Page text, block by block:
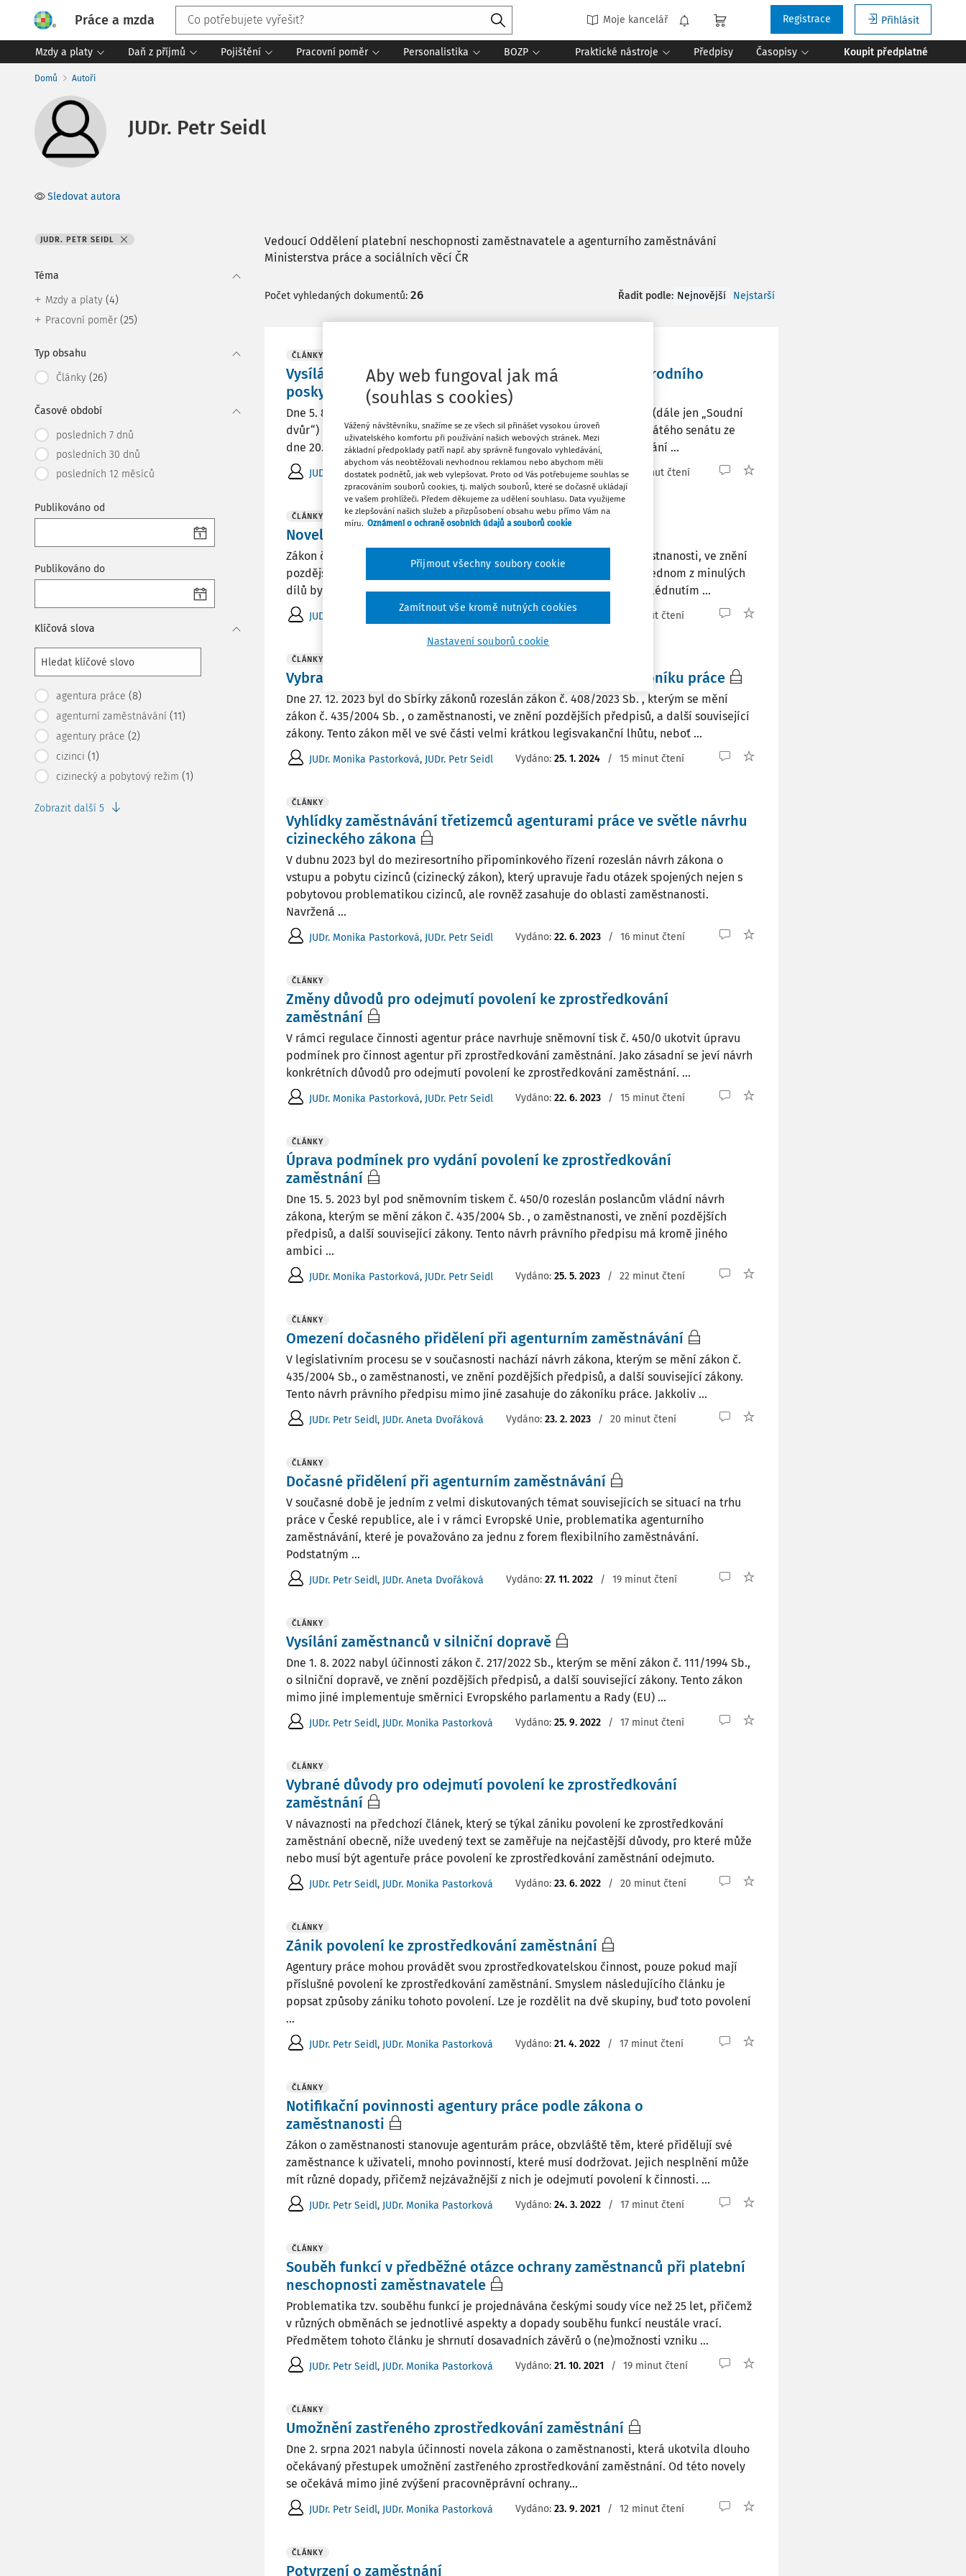
Práce a mzda Moje kancelář Přihlásit
Registrace
Mzdy a platy Daň z příjmů Pojištění Pracovní poměr Personalistika BOZP Praktické nástroje Předpisy Časopisy Koupit předplatné
Domů Autoři
JUDr. Petr Seidl
Sledovat autora
JUDR. PETR SEIDL
Téma
Mzdy a platy (4)
Pracovní poměr (25)
Typ obsahu
Články (26)
Časové období
posledních 7 dnů
posledních 30 dnů
posledních 12 měsíců
Publikováno od
Publikováno do
Klíčová slova
agentura práce (8)
agenturní zaměstnávání (11)
agentury práce (2)
cizinci (1)
cizinecký a pobytový režim (1)
Zobrazit další 5
Vedoucí Oddělení platební neschopnosti zaměstnavatele a agenturního zaměstnávání
Ministerstva práce a sociálních věcí ČR
Počet vyhledaných dokumentů: 26 Řadit podle: Nejnovější Nejstarší
ČLÁNKY
Vysílání tzv. třetizemských zaměstnanců v rámci nadnárodního
poskytování služeb
Dne 5. 8. 2024 byl publikován rozsudek Soudního dvora Evropské unie (dále jen „Soudní
dvůr“) C-540/22 Staatssecretaris van Justitie en Veiligheid (rozsudek pátého senátu ze
dne 20. června 2024), který shrnul výklad unijního práva v oblasti vysílání ...
JUDr. Monika Pastorková,JUDr. Petr Seidl Vydáno:29. 10. 2024 / 17 minut čtení
ČLÁNKY
Novela zákona o zaměstnanosti účinná od 1. 7. 2024
Zákon č. 408/2023 Sb. , kterým se mění zákon č. 435/2004 Sb. , o zaměstnanosti, ve znění
pozdějších předpisů, a další související zákony, přinesl řadu úprav. V jednom z minulých
dílů byl věnován prostor změnám účinným ke dni 1. 1. 2024, a to s přihlédnutím ...
JUDr. Monika Pastorková Vydáno: 11 minut čtení
ČLÁNKY
Vybrané aspekty novely zákona o zaměstnanosti a zákoníku práce
Dne 27. 12. 2023 byl do Sbírky zákonů rozeslán zákon č. 408/2023 Sb. , kterým se mění
zákon č. 435/2004 Sb. , o zaměstnanosti, ve znění pozdějších předpisů, a další související
zákony. Tento zákon měl ve své části velmi krátkou legisvakanční lhůtu, neboť ...
JUDr. Monika Pastorková, JUDr. Petr Seidl Vydáno: 25. 1. 2024 / 15 minut čtení
ČLÁNKY
Vyhlídky zaměstnávání třetizemců agenturami práce ve světle návrhu
cizineckého zákona
V dubnu 2023 byl do meziresortního připomínkového řízení rozeslán návrh zákona o
vstupu a pobytu cizinců (cizinecký zákon), který upravuje řadu otázek spojených nejen s
pobytovou problematikou cizinců, ale rovněž zasahuje do oblasti zaměstnanosti.
Navržená ...
JUDr. Monika Pastorková, JUDr. Petr Seidl Vydáno: 22. 6. 2023 / 16 minut čtení
ČLÁNKY
Změny důvodů pro odejmutí povolení ke zprostředkování
zaměstnání
V rámci regulace činnosti agentur práce navrhuje sněmovní tisk č. 450/0 ukotvit úpravu
podmínek pro činnost agentur při zprostředkování zaměstnání. Jako zásadní se jeví návrh
konkrétních důvodů pro odejmutí povolení ke zprostředkování zaměstnání. ...
JUDr. Monika Pastorková, JUDr. Petr Seidl Vydáno: 22. 6. 2023 / 15 minut čtení
ČLÁNKY
Úprava podmínek pro vydání povolení ke zprostředkování
zaměstnání
Dne 15. 5. 2023 byl pod sněmovním tiskem č. 450/0 rozeslán poslancům vládní návrh
zákona, kterým se mění zákon č. 435/2004 Sb. , o zaměstnanosti, ve znění pozdějších
předpisů, a další související zákony. Tento návrh právního předpisu má kromě jiného
ambici ...
JUDr. Monika Pastorková, JUDr. Petr Seidl Vydáno: 25. 5. 2023 / 22 minut čtení
ČLÁNKY
Omezení dočasného přidělení při agenturním zaměstnávání
V legislativním procesu se v současnosti nachází návrh zákona, kterým se mění zákon č.
435/2004 Sb., o zaměstnanosti, ve znění pozdějších předpisů, a další související zákony.
Tento návrh právního předpisu mimo jiné zasahuje do zákoníku práce. Jakkoliv ...
JUDr. Petr Seidl, JUDr. Aneta Dvořáková Vydáno: 23. 2. 2023 / 20 minut čtení
ČLÁNKY
Dočasné přidělení při agenturním zaměstnávání
V současné době je jedním z velmi diskutovaných témat souvisejících se situací na trhu
práce v České republice, ale i v rámci Evropské Unie, problematika agenturního
zaměstnávání, které je považováno za jednu z forem flexibilního zaměstnávání.
Podstatným ...
JUDr. Petr Seidl, JUDr. Aneta Dvořáková Vydáno: 27. 11. 2022 / 19 minut čtení
ČLÁNKY
Vysílání zaměstnanců v silniční dopravě
Dne 1. 8. 2022 nabyl účinnosti zákon č. 217/2022 Sb., kterým se mění zákon č. 111/1994 Sb.,
o silniční dopravě, ve znění pozdějších předpisů, a další související zákony. Tento zákon
mimo jiné implementuje směrnici Evropského parlamentu a Rady (EU) ...
JUDr. Petr Seidl, JUDr. Monika Pastorková Vydáno: 25. 9. 2022 / 17 minut čtení
ČLÁNKY
Vybrané důvody pro odejmutí povolení ke zprostředkování
zaměstnání
V návaznosti na předchozí článek, který se týkal zániku povolení ke zprostředkování
zaměstnání obecně, níže uvedený text se zaměřuje na nejčastější důvody, pro které může
nebo musí být agentuře práce povolení ke zprostředkování zaměstnání odejmuto.
JUDr. Petr Seidl, JUDr. Monika Pastorková Vydáno: 23. 6. 2022 / 20 minut čtení
ČLÁNKY
Zánik povolení ke zprostředkování zaměstnání
Agentury práce mohou provádět svou zprostředkovatelskou činnost, pouze pokud mají
příslušné povolení ke zprostředkování zaměstnání. Smyslem následujícího článku je
popsat způsoby zániku tohoto povolení. Lze je rozdělit na dvě skupiny, buď toto povolení
...
JUDr. Petr Seidl, JUDr. Monika Pastorková Vydáno: 21. 4. 2022 / 17 minut čtení
ČLÁNKY
Notifikační povinnosti agentury práce podle zákona o
zaměstnanosti
Zákon o zaměstnanosti stanovuje agenturám práce, obzvláště těm, které přidělují své
zaměstnance k uživateli, mnoho povinností, které musí dodržovat. Jejich nesplnění může
mít různé dopady, přičemž nejzávažnější z nich je odejmutí povolení k činnosti. ...
JUDr. Petr Seidl, JUDr. Monika Pastorková Vydáno: 24. 3. 2022 / 17 minut čtení
ČLÁNKY
Souběh funkcí v předběžné otázce ochrany zaměstnanců při platební
neschopnosti zaměstnavatele
Problematika tzv. souběhu funkcí je projednávána českými soudy více než 25 let, přičemž
v různých obměnách se jednotlivé aspekty a dopady souběhu funkcí neustále vrací.
Předmětem tohoto článku je shrnutí dosavadních závěrů o (ne)možnosti vzniku ...
JUDr. Petr Seidl, JUDr. Monika Pastorková Vydáno: 21. 10. 2021 / 19 minut čtení
ČLÁNKY
Umožnění zastřeného zprostředkování zaměstnání
Dne 2. srpna 2021 nabyla účinnosti novela zákona o zaměstnanosti, která ukotvila dlouho
očekávaný přestupek umožnění zastřeného zprostředkování zaměstnání. Od této novely
se očekává mimo jiné zvýšení pracovněprávní ochrany...
JUDr. Petr Seidl, JUDr. Monika Pastorková Vydáno: 23. 9. 2021 / 12 minut čtení
ČLÁNKY
Potvrzení o zaměstnání
Aby web fungoval jak má
(souhlas s cookies)
Vážený návštěvníku, snažíme se ze všech sil přinášet vysokou úroveň
uživatelského komfortu při používání našich webových stránek. Mezi
základní předpoklady patří např. aby správně fungovalo vyhledávání,
abychom vás neobtěžovali nevhodnou reklamou nebo abychom měli
dostatek podnětů, jak web vylepšovat. Proto od Vás potřebujeme souhlas se
zpracováním souborů cookies, tj. malých souborů, které se dočasně ukládají
ve vašem prohlížeči. Předem děkujeme za udělení souhlasu. Data využijeme
ke zlepšování našich služeb a přizpůsobení obsahu webu přímo Vám na
míru. Oznámení o ochraně osobních údajů a souborů cookie
Nastavení souborů cookie
Zamítnout vše kromě nutných cookies
Přijmout všechny soubory cookie